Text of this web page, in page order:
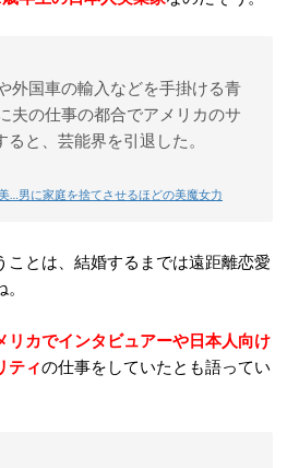
外国車の輸入などを手掛ける青
夫の仕事の都合でアメリカのサ
と、芸能界を引退した。
…男に家庭を捨てさせるほどの美魔女力
ことは、結婚するまでは遠距離恋愛
リカでインタビュアーや日本人向け
ティの仕事をしていたとも語ってい